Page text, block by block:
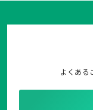
よくある